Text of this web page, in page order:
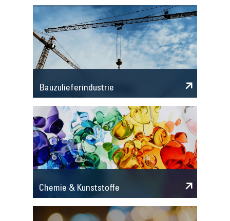
Bauzulieferindustrie
Chemie & Kunststoffe